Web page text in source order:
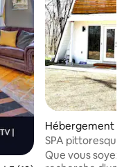
Hébergement ⋅
SPA pittoresque
l'eau
Que vous soyez